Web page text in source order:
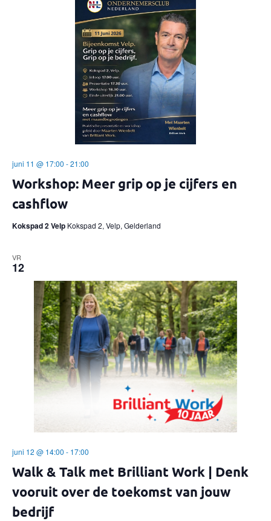
Workshop: Meer grip op je cijfers en
cashflow
juni 11 @ 17:00 -21:00
Kokspad 2 Velp Kokspad 2, Velp, Gelderland
VR
12
Walk & Talk met Brilliant Work | Denk
vooruit over de toekomst van jouw
bedrijf
juni 12 @ 14:00 - 17:00